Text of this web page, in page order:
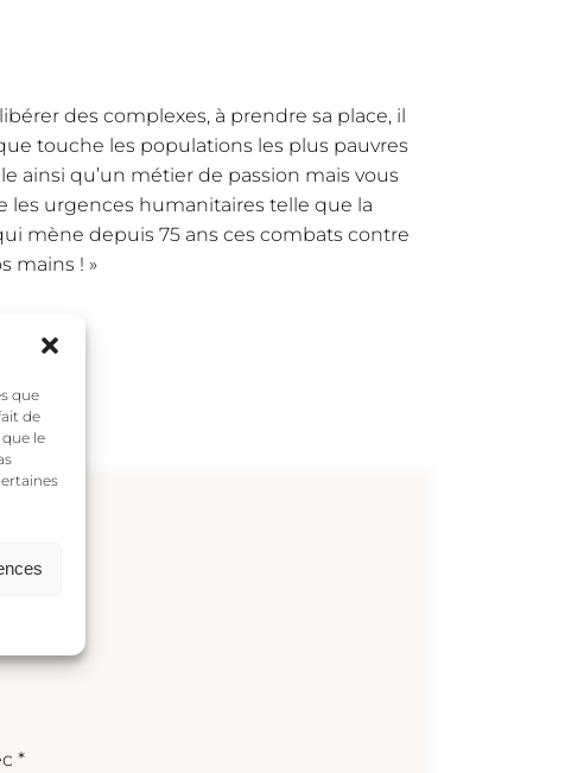
que
de
le
des complexes, à prendre sa place, il
touche les populations les plus pauvres
ainsi qu’un métier de passion mais vous
urgences humanitaires telle que la
mène depuis 75 ans ces combats contre
mains ! »
*